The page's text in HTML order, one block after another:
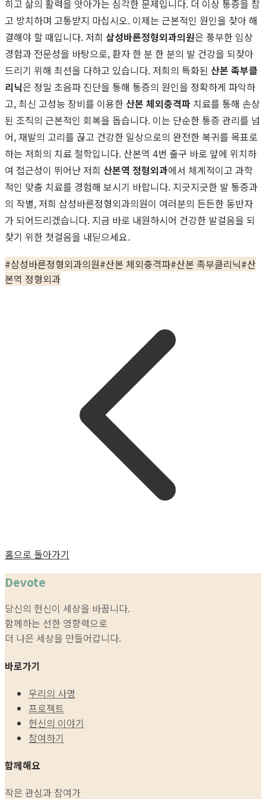
히고 삶의 활력을 앗아가는 심각한 문제입니다. 더 이상 통증을 참
고 방치하며 고통받지 마십시오. 이제는 근본적인 원인을 찾아 해
결해야 할 때입니다. 저희 삼성바른정형외과의원은 풍부한 임상
경험과 전문성을 바탕으로, 환자 한 분 한 분의 발 건강을 되찾아
드리기 위해 최선을 다하고 있습니다. 저희의 특화된 산본 족부클
리닉은 정밀 초음파 진단을 통해 통증의 원인을 정확하게 파악하
고, 최신 고성능 장비를 이용한 산본 체외충격파 치료를 통해 손상
된 조직의 근본적인 회복을 돕습니다. 이는 단순한 통증 관리를 넘
어, 재발의 고리를 끊고 건강한 일상으로의 완전한 복귀를 목표로
하는 저희의 치료 철학입니다. 산본역 4번 출구 바로 앞에 위치하
여 접근성이 뛰어난 저희 산본역 정형외과에서 체계적이고 과학
적인 맞춤 치료를 경험해 보시기 바랍니다. 지긋지긋한 발 통증과
의 작별, 저희 삼성바른정형외과의원이 여러분의 든든한 동반자
가 되어드리겠습니다. 지금 바로 내원하시어 건강한 발걸음을 되
찾기 위한 첫걸음을 내딛으세요.
#삼성바른정형외과의원#산본 체외충격파#산본 족부클리닉#산
본역 정형외과
홈으로 돌아가기
Devote
당신의 헌신이 세상을 바꿉니다.
함께하는 선한 영향력으로
더 나은 세상을 만들어갑니다.
바로가기
우리의 사명
프로젝트
헌신의 이야기
참여하기
함께해요
작은 관심과 참여가